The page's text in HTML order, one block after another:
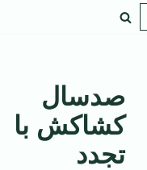
صدسال
کشاکش با
تجدد